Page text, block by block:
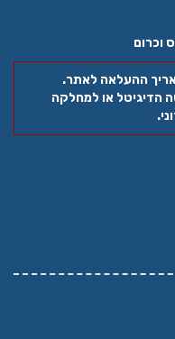
וכרום
ההעלאה לאתר.
הדיגיטל או למחלקה